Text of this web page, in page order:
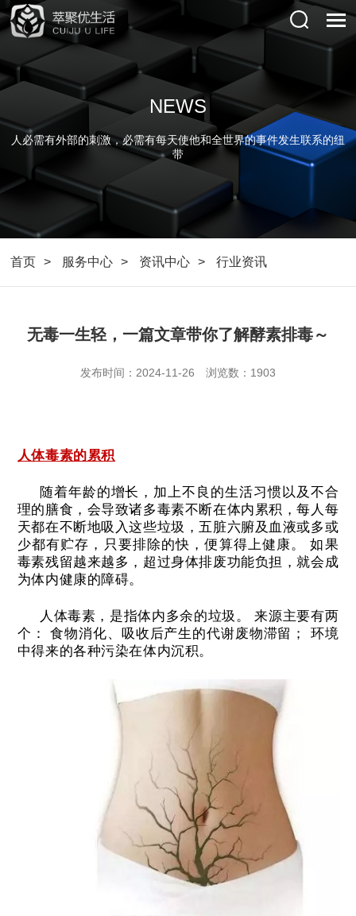
NEWS
人必需有外部的刺激，必需有每天使他和全世界的事件发生联系的纽
带
首页 服务中心 资讯中心 行业资讯
无毒一生轻，一篇文章带你了解酵素排毒～
发布时间：2024-11-26 浏览数：1903
人体毒素的累积
随着年龄的增长，加上不良的生活习惯以及不合
理的膳食，会导致诸多毒素不断在体内累积，每人每
天都在不断地吸入这些垃圾，五脏六腑及血液或多或
少都有贮存，只要排除的快，便算得上健康。
如果
毒素残留越来越多，超过身体排废功能负担，就会成
为体内健康的障碍。
人体毒素，是指体内多余的垃圾。
来源主要有两
个：
食物消化、吸收后产生的代谢废物滞留；
环境
中得来的各种污染在体内沉积。